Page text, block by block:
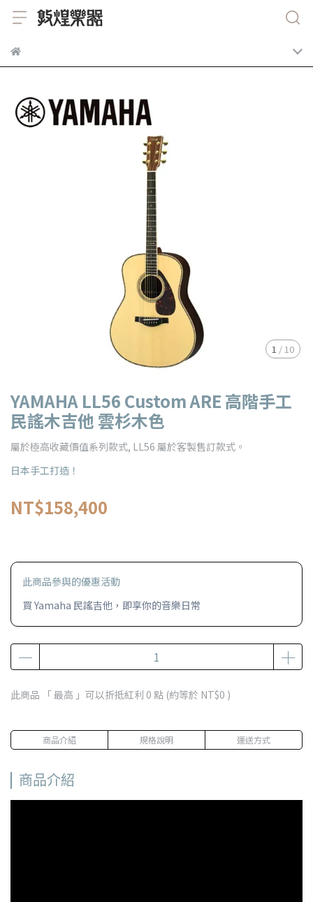
1 / 10
YAMAHA LL56 Custom ARE 高階手工
民謠木吉他 雲杉木色
屬於極高收藏價值系列款式, LL56 屬於客製售訂款式。
日本手工打造！
NT$158,400
此商品參與的優惠活動
買 Yamaha 民謠吉他，即享你的音樂日常
此商品 「 最高 」可以折抵紅利 0 點 (約等於 NT$0 )
商品介紹 規格說明 運送方式
商品介紹